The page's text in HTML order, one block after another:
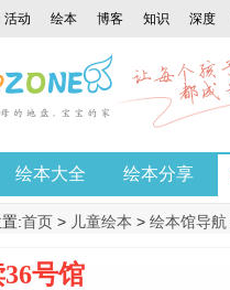
活动 绘本 博客 知识 深度
绘本大全 绘本分享
:首页 > 儿童绘本 > 绘本馆导航
号馆